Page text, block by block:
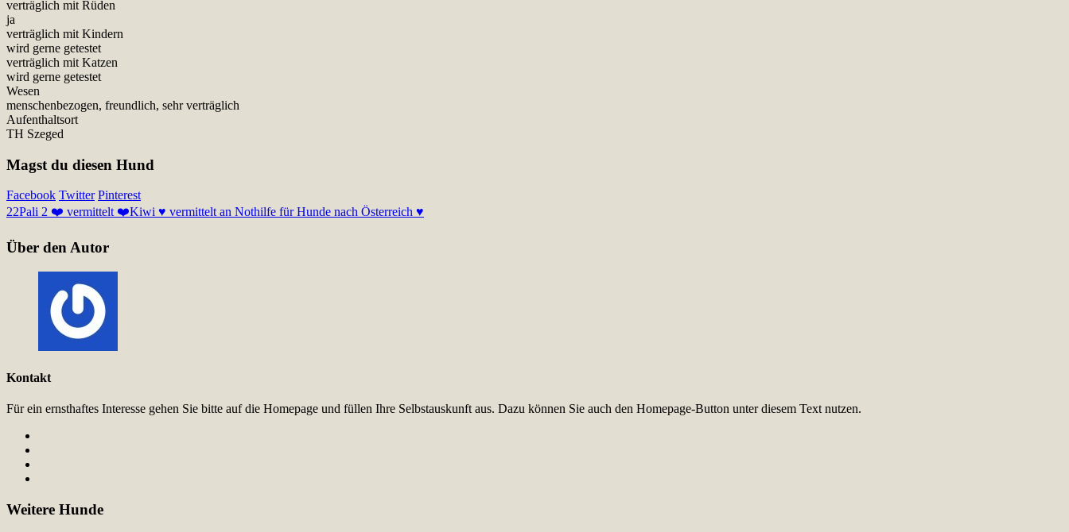
verträglich mit Rüden
ja
verträglich mit Kindern
wird gerne getestet
verträglich mit Katzen
wird gerne getestet
Wesen
menschenbezogen, freundlich, sehr verträglich
Aufenthaltsort
TH Szeged
Magst du diesen Hund
Facebook Twitter Pinterest
22Pali 2 ❤️ vermittelt ❤️Kiwi ♥ vermittelt an Nothilfe für Hunde nach Österreich ♥
Über den Autor
Kontakt
Für ein ernsthaftes Interesse gehen Sie bitte auf die Homepage und füllen Ihre Selbstauskunft aus. Dazu können Sie auch den Homepage-Button unter diesem Text nutzen.
Weitere Hunde